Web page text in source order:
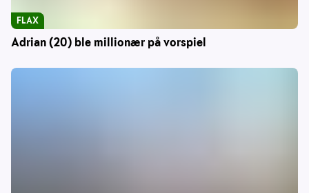
Adrian (20) ble millionær på vorspiel
FLAX